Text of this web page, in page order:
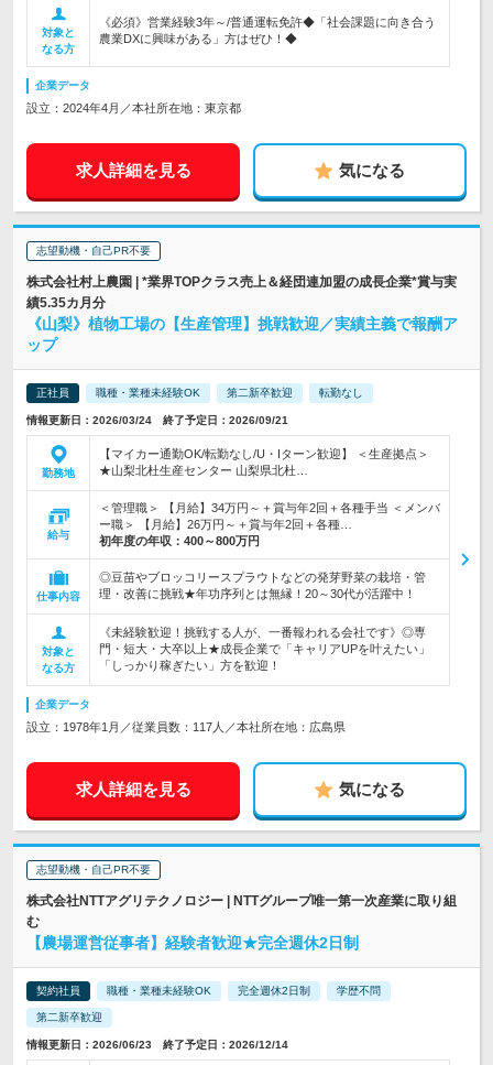
対象と
なる方
《必須》営業経験3年～/普通運転免許◆「社会課題に向き合う
農業DXに興味がある」方はぜひ！◆
企業データ
設立：2024年4月／本社所在地：東京都
求人詳細を見る 気になる
志望動機・自己PR不要
株式会社村上農園 | *業界TOPクラス売上＆経団連加盟の成長企業*賞与実
績5.35カ月分
《山梨》植物工場の【生産管理】挑戦歓迎／実績主義で報酬ア
ップ
正社員 職種・業種未経験OK 第二新卒歓迎 転勤なし
情報更新日：2026/03/24 終了予定日：2026/09/21
勤務地
【マイカー通勤OK/転勤なし/U・Iターン歓迎】 ＜生産拠点＞
★山梨北杜生産センター 山梨県北杜…
給与
＜管理職＞ 【月給】34万円～＋賞与年2回＋各種手当 ＜メンバ
ー職＞ 【月給】26万円～＋賞与年2回＋各種…
初年度の年収： 400～800万円
仕事内容
◎豆苗やブロッコリースプラウトなどの発芽野菜の栽培・管
理・改善に挑戦★年功序列とは無縁！20～30代が活躍中！
対象と
なる方
《未経験歓迎！挑戦する人が、一番報われる会社です》◎専
門・短大・大卒以上★成長企業で「キャリアUPを叶えたい」
「しっかり稼ぎたい」方を歓迎！
企業データ
設立：1978年1月／従業員数：117人／本社所在地：広島県
求人詳細を見る 気になる
志望動機・自己PR不要
株式会社NTTアグリテクノロジー | NTTグループ唯一第一次産業に取り組
む
【農場運営従事者】経験者歓迎★完全週休2日制
契約社員 職種・業種未経験OK 完全週休2日制 学歴不問
第二新卒歓迎
情報更新日：2026/06/23 終了予定日：2026/12/14